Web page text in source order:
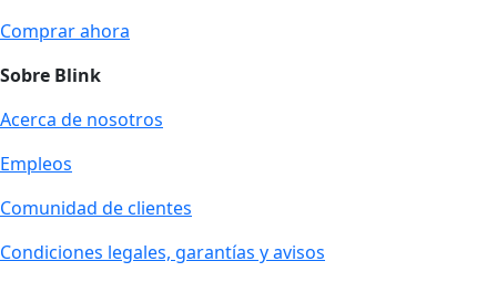
Comprar ahora
Sobre Blink
Acerca de nosotros
Empleos
Comunidad de clientes
Condiciones legales, garantías y avisos